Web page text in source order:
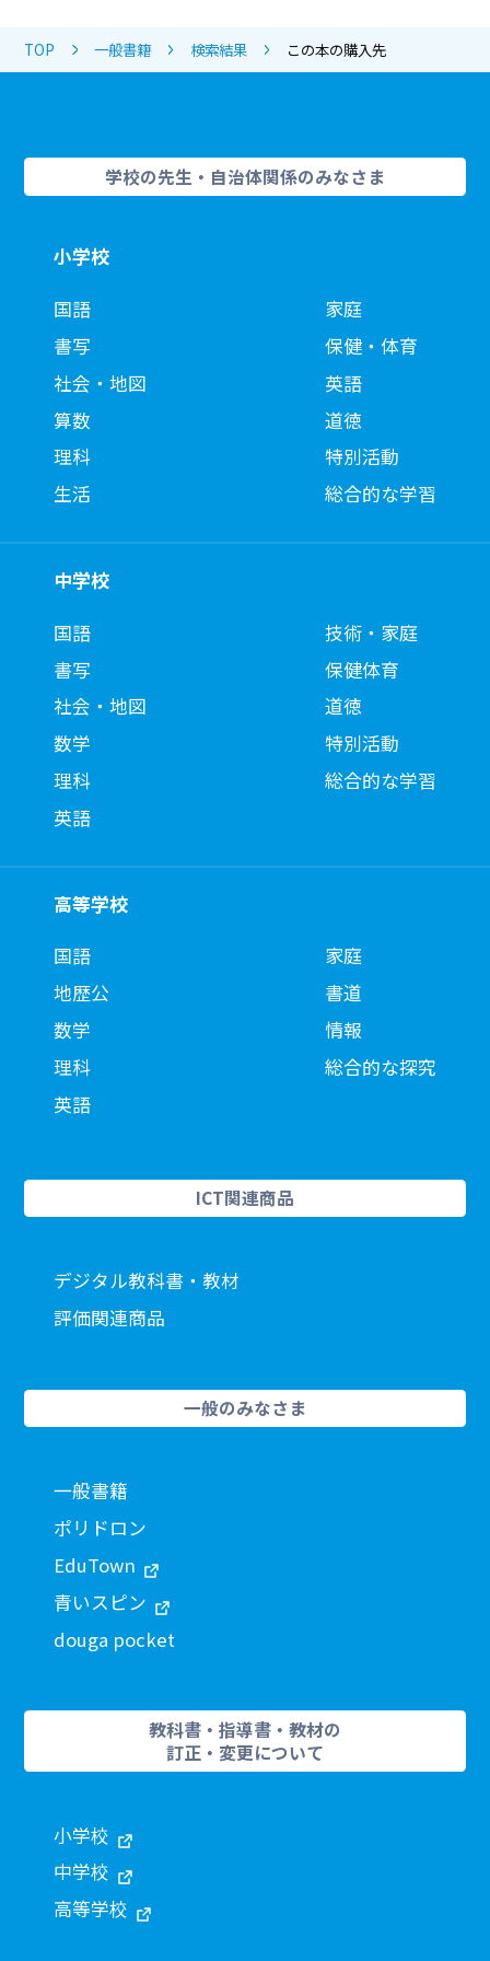
TOP 一般書籍 検索結果 この本の購入先
学校の先生・自治体関係のみなさま
小学校
国語
書写
社会・地図
算数
理科
生活
家庭
保健・体育
英語
道徳
特別活動
総合的な学習
中学校
国語
書写
社会・地図
数学
理科
英語
技術・家庭
保健体育
道徳
特別活動
総合的な学習
高等学校
国語
地歴公
数学
理科
英語
家庭
書道
情報
総合的な探究
ICT関連商品
デジタル教科書・教材
評価関連商品
一般のみなさま
一般書籍
ポリドロン
EduTown
青いスピン
douga pocket
教科書・指導書・教材の
訂正・変更について
小学校
中学校
高等学校